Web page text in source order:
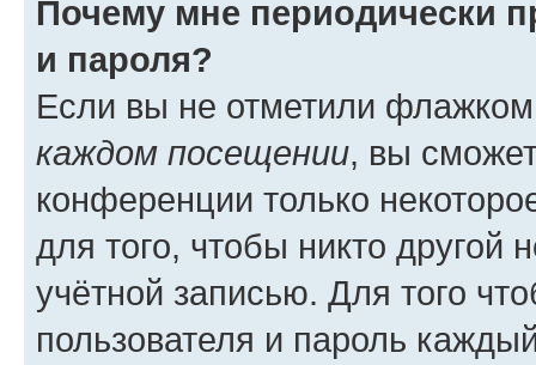
Почему мне периодически
и пароля?
Если вы не отметили
каждом посещении, вы
конференции только
для того, чтобы никто другой
учётной записью. Для того
пользователя и пароль